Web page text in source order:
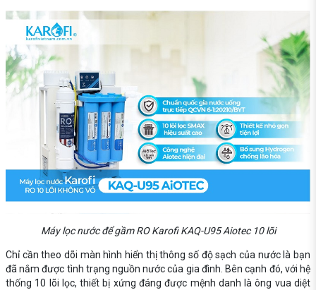
Máy lọc nước để gầm RO Karofi KAQ-U95 Aiotec 10 lõi
Chỉ cần theo dõi màn hình hiển thị thông số độ sạch của nước là bạn
đã nắm được tình trạng nguồn nước của gia đình. Bên cạnh đó, với hệ
thống 10 lõi lọc, thiết bị xứng đáng được mệnh danh là ông vua diệt